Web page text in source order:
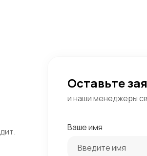
Оставьте
и наши менеджеры
Ваше имя